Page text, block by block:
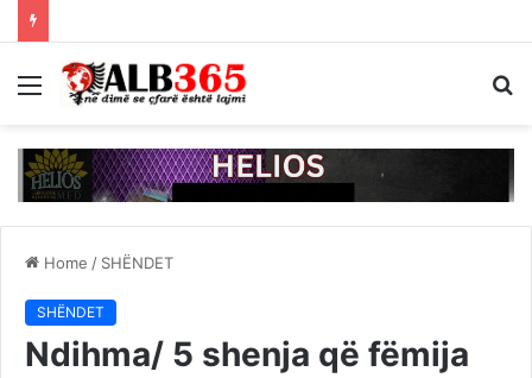
Menu
Home / SHËNDET
SHËNDET
Ndihma/ 5 shenja që fëmija